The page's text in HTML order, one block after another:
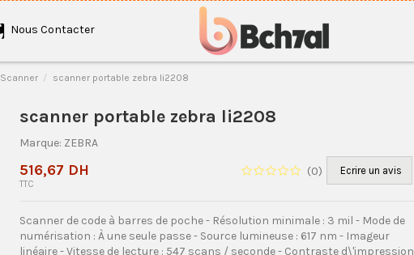
Nous Contacter
Scanner scanner portable zebra li2208
scanner portable zebra li2208
Marque: ZEBRA
(0) Ecrire un avis
516,67 DH
TTC
Scanner de code à barres de poche - Résolution minimale : 3 mil - Mode de
numérisation : À une seule passe - Source lumineuse : 617 nm - Imageur
linéaire - Vitesse de lecture : 547 scans / seconde - Contraste d\'impression